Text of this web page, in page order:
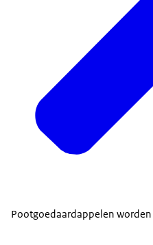
Pootgoedaardappelen